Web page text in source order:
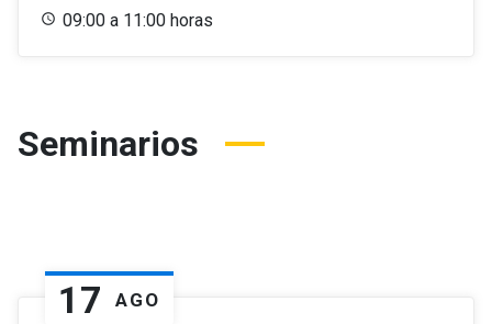
09:00 a 11:00 horas
Seminarios
17 AGO